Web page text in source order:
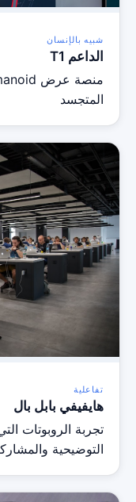
شبيه بالإنسان
الداعم T1
المتجسد
تفاعلية
هايفيفي بابل بال
تجربة الروبوتات
التوضيحية